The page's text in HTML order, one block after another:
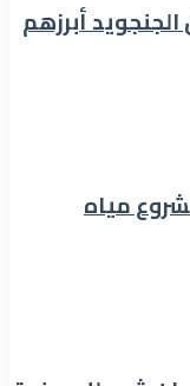
عقوبات على (4) من الجنجويد أبرزهم
مشروع مياه